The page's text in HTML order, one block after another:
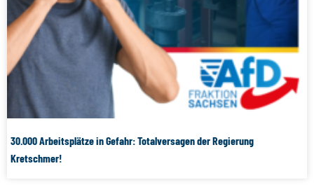
30.000 Arbeitsplätze in Gefahr: Totalversagen der Regierung
Kretschmer!